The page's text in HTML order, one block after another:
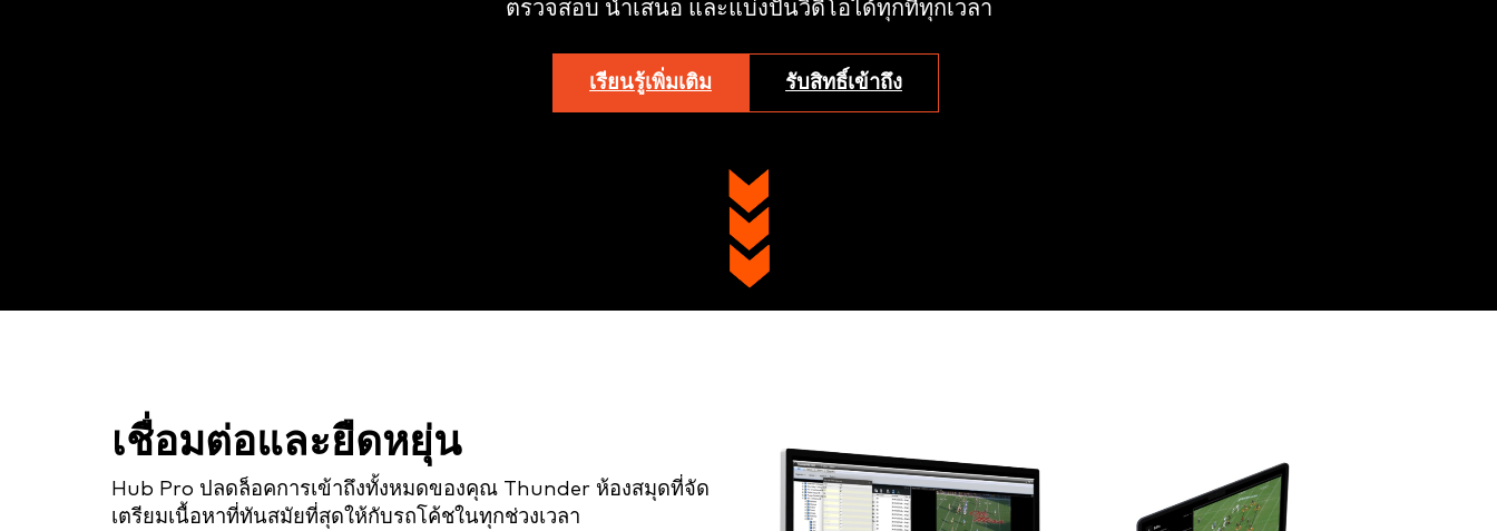
ตรวจสอบ นำเสนอ และแบ่งปันวิดีโอได้ทุกที่ทุกเวลา
เรียนรู้เพิ่มเติม รับสิทธิ์เข้าถึง
เชื่อมต่อและยืดหยุ่น
Hub Pro ปลดล็อคการเข้าถึงทั้งหมดของคุณ Thunder ห้องสมุดที่จัด
เตรียมเนื้อหาที่ทันสมัยที่สุดให้กับรถโค้ชในทุกช่วงเวลา